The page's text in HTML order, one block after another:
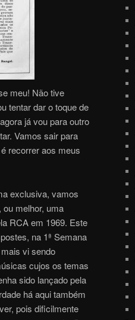
meu! Não tive
tentar dar o toque de
já vou para outro
Vamos sair para
recorrer aos meus
exclusiva, vamos
melhor, uma
RCA em 1969. Este
na 1ª Semana
vi sendo
cujos os temas
sido lançado pela
há aqui também
pois dificilmente